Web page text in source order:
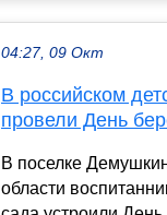
04:27, 09 Окт
В российском
провели День
В поселке
области